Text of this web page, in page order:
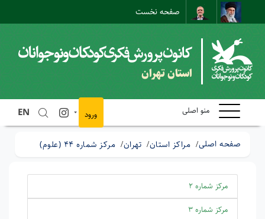
صفحه نخست
نقشه سایت
ارتباط مستقیم
استان تهران
منو اصلی EN ورود
صفحه اصلی مراکز استان تهران مرکز شماره 44 (علوم)
مرکز شماره 2
مرکز شماره 3